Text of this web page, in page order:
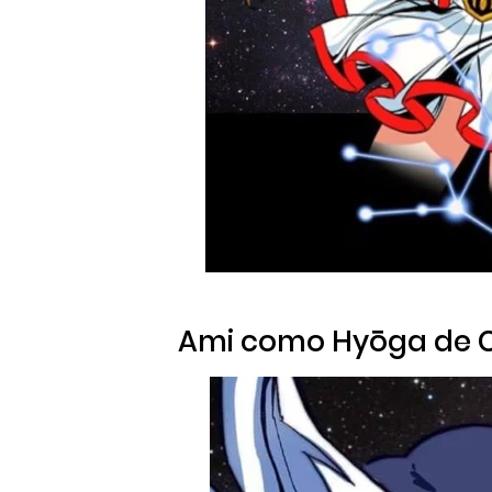
Ami como Hyōga de